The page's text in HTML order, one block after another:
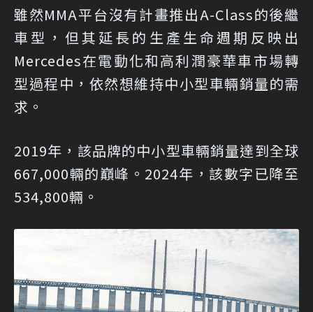
雖然MMA平台沒有計畫推出A-Class的後繼
車型，但其延長的生產生命週期反映出
Mercedes在電動化和高利潤豪華車市場轉
型過程中，依然想維持中小型車輛銷量的需
求。
2019年，該品牌的中小型車輛銷量達到全球
667,000輛的巔峰。2024年，該數字已降至
534,800輛。